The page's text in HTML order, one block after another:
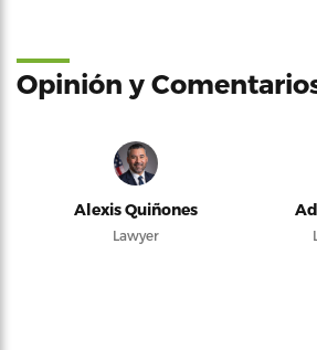
Opinión y
Alexis Quiñones
Lawyer